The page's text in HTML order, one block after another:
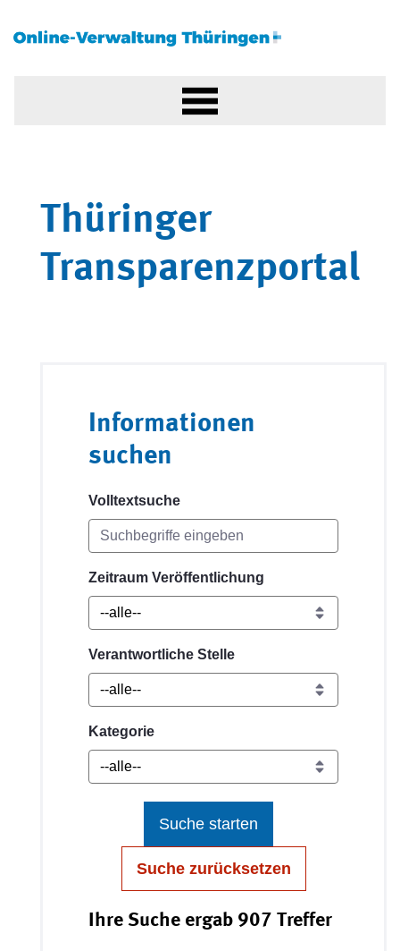
Thüringer
Transparenzportal
Informationen
suchen
Volltextsuche
Zeitraum Veröffentlichung
Verantwortliche Stelle
Kategorie
Suche starten
Suche zurücksetzen
Ihre Suche ergab 907 Treffer